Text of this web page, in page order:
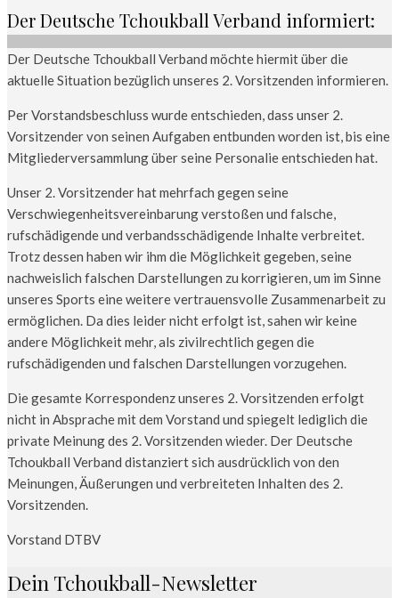
Der Deutsche Tchoukball Verband informiert:
Der Deutsche Tchoukball Verband möchte hiermit über die
aktuelle Situation bezüglich unseres 2. Vorsitzenden informieren.
Per Vorstandsbeschluss wurde entschieden, dass unser 2.
Vorsitzender von seinen Aufgaben entbunden worden ist, bis eine
Mitgliederversammlung über seine Personalie entschieden hat.
Unser 2. Vorsitzender hat mehrfach gegen seine
Verschwiegenheitsvereinbarung verstoßen und falsche,
rufschädigende und verbandsschädigende Inhalte verbreitet.
Trotz dessen haben wir ihm die Möglichkeit gegeben, seine
nachweislich falschen Darstellungen zu korrigieren, um im Sinne
unseres Sports eine weitere vertrauensvolle Zusammenarbeit zu
ermöglichen. Da dies leider nicht erfolgt ist, sahen wir keine
andere Möglichkeit mehr, als zivilrechtlich gegen die
rufschädigenden und falschen Darstellungen vorzugehen.
Die gesamte Korrespondenz unseres 2. Vorsitzenden erfolgt
nicht in Absprache mit dem Vorstand und spiegelt lediglich die
private Meinung des 2. Vorsitzenden wieder. Der Deutsche
Tchoukball Verband distanziert sich ausdrücklich von den
Meinungen, Äußerungen und verbreiteten Inhalten des 2.
Vorsitzenden.
Vorstand DTBV
Dein Tchoukball-Newsletter